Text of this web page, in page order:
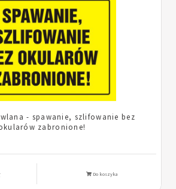
- spawanie, szlifowanie bez
zabronione!
Do koszyka